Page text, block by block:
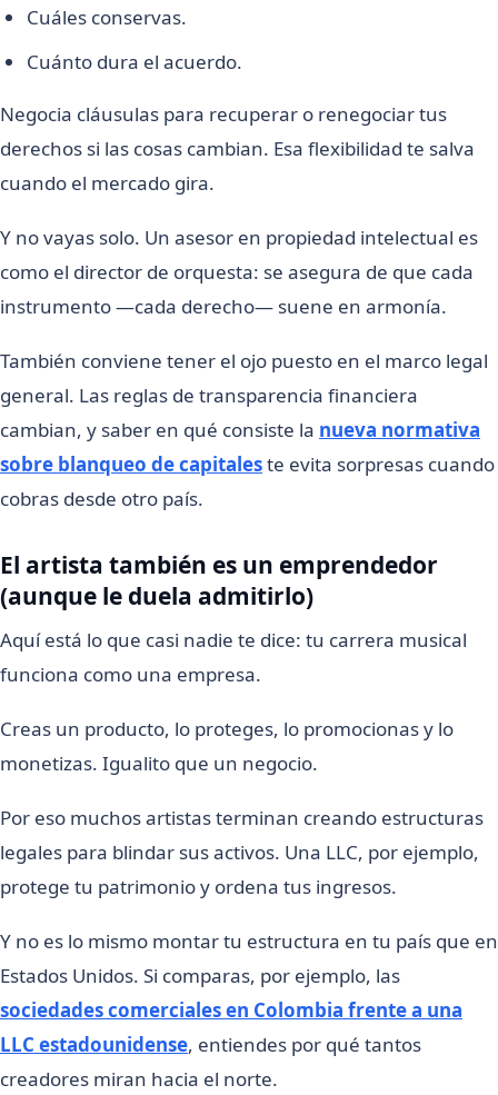
Cuáles conservas.
Cuánto dura el acuerdo.
Negocia cláusulas para recuperar o renegociar tus
derechos si las cosas cambian. Esa flexibilidad te salva
cuando el mercado gira.
Y no vayas solo. Un asesor en propiedad intelectual es
como el director de orquesta: se asegura de que cada
instrumento —cada derecho— suene en armonía.
También conviene tener el ojo puesto en el marco legal
general. Las reglas de transparencia financiera
cambian, y saber en qué consiste la nueva normativa
sobre blanqueo de capitaleste evita sorpresas cuando
cobras desde otro país.
El artista también es un emprendedor
(aunque le duela admitirlo)
Aquí está lo que casi nadie te dice: tu carrera musical
funciona como una empresa.
Creas un producto, lo proteges, lo promocionas y lo
monetizas. Igualito que un negocio.
Por eso muchos artistas terminan creando estructuras
legales para blindar sus activos. Una LLC, por ejemplo,
protege tu patrimonio y ordena tus ingresos.
Y no es lo mismo montar tu estructura en tu país que en
Estados Unidos. Si comparas, por ejemplo, las
sociedades comerciales en Colombia frente a una
LLC estadounidense, entiendes por qué tantos
creadores miran hacia el norte.